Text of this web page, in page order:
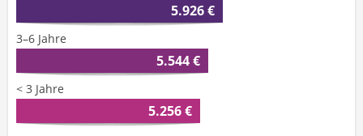
5.926 €
3–6 Jahre
5.544 €
< 3 Jahre
5.256 €